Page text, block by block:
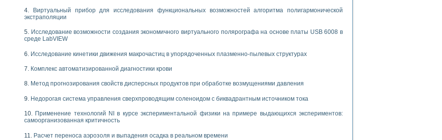
практикума по электронике кафедры информационных систем МИРЭА
частотного анализа для LabWindows/CVI и LabVIEW
«Технологии NATIONAL INSTRUMENTS» в ростовском колледже связи и информатики
программе «Прикладная физика и физическая информатика» инновационного образовательного проекта РУДН
электромагнитного поля для испытаний изделий авионики
ИИС на базе оборудования NI CompactDAQ
Виртуальный прибор для исследования функциональных возможностей алгоритма полигармонической
экстраполяции
Исследование возможности создания экономичного виртуального полярографа на основе платы USB 6008 в
среде LabVIEW
Исследование кинетики движения макрочастиц в упорядоченных плазменно-пылевых структурах
Комплекс автоматизированной диагностики крови
Метод прогнозирования свойств дисперсных продуктов при обработке возмущениями давления
Недорогая система управления сверхпроводящим соленоидом с биквадрантным источником тока
Применение технологий NI в курсе экспериментальной физики на примере выдающихся экспериментов:
самоорганизованная критичность
Расчет переноса аэрозоля и выпадения осадка в реальном времени